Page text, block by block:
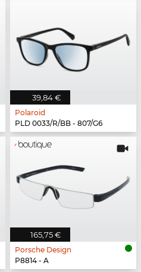
39,84 €
Polaroid
PLD 0033/R/BB - 807/G6
165,75 €
Porsche Design
P8814 - A